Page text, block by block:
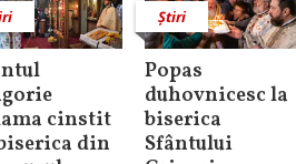
cinstit
din
Știri
Popas
duhovnicesc la
biserica
Sfântului